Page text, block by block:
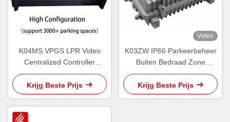
K04MS VPGS LPR Video
Centralized Controller
Guidance Software
Krijg Beste Prijs
Video
K03ZW IP66 Parkeerbeheer
Buiten Bedraad Zone
Controller Buiten PGS
RS485
Krijg Beste Prijs